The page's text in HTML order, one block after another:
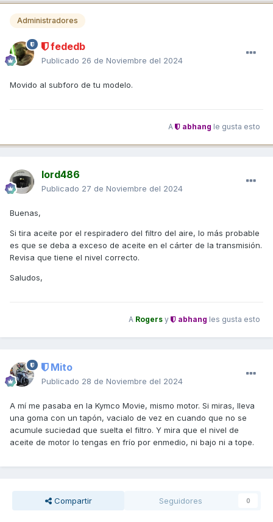
Administradores
fededb
Publicado 26 de Noviembre del 2024
Movido al subforo de tu modelo.
A abhang le gusta esto
lord486
Publicado 27 de Noviembre del 2024
Buenas,
Si tira aceite por el respiradero del filtro del aire, lo más probable
es que se deba a exceso de aceite en el cárter de la transmisión.
Revisa que tiene el nivel correcto.
Saludos,
A Rogers y abhang les gusta esto
Mito
Publicado 28 de Noviembre del 2024
A mí me pasaba en la Kymco Movie, mismo motor. Si miras, lleva
una goma con un tapón, vacialo de vez en cuando que no se
acumule suciedad que suelta el filtro. Y mira que el nivel de
aceite de motor lo tengas en frío por enmedio, ni bajo ni a tope.
Compartir Seguidores 0